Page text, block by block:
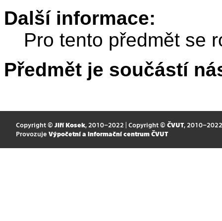
Další informace:
Pro tento předmět se
Předmět je součástí
Copyright © Jiří Kosek, 2010–2022 | Copyright © ČVUT, 2010–2022
Provozuje Výpočetní a informační centrum ČVUT